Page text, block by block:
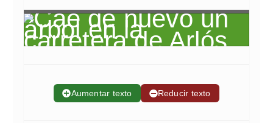
➕Aumentar texto ➖Reducir texto